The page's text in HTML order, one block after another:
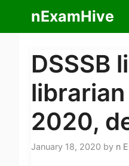
content
nExamHive
DSSSB
2020,
January 18, 2020 by n